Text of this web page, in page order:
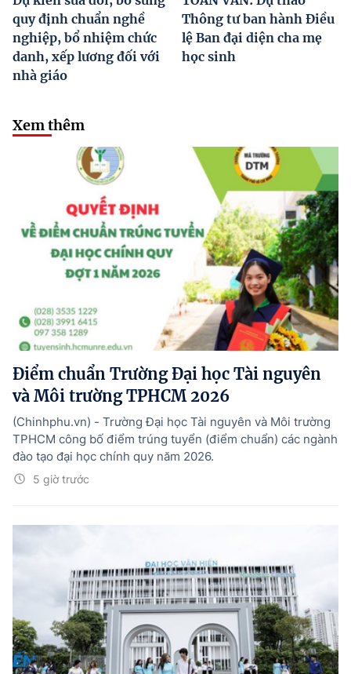
quy định chuẩn nghề
nghiệp, bổ nhiệm chức
danh, xếp lương đối với
nhà giáo
Thông tư ban hành Điều
lệ Ban đại diện cha mẹ
học sinh
Xem thêm
Điểm chuẩn Trường Đại học Tài nguyên
và Môi trường TPHCM 2026
5 giờ trước
(Chinhphu.vn) - Trường Đại học Tài nguyên và Môi trường
TPHCM công bố điểm trúng tuyển (điểm chuẩn) các ngành
đào tạo đại học chính quy năm 2026.